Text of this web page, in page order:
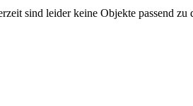
sind leider keine Objekte passend zu